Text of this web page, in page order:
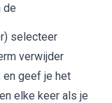
de
selecteer
verwijder
en geef je het
elke keer als je